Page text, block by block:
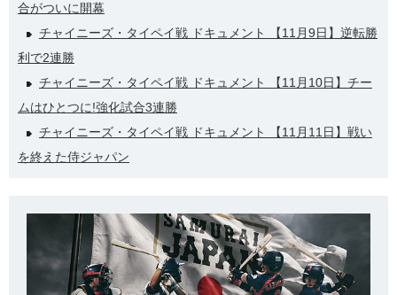
合がついに開幕
チャイニーズ・タイペイ戦 ドキュメント 【11月9日】逆転勝
利で2連勝
チャイニーズ・タイペイ戦 ドキュメント 【11月10日】チー
ムはひとつに!強化試合3連勝
チャイニーズ・タイペイ戦 ドキュメント 【11月11日】戦い
を終えた侍ジャパン